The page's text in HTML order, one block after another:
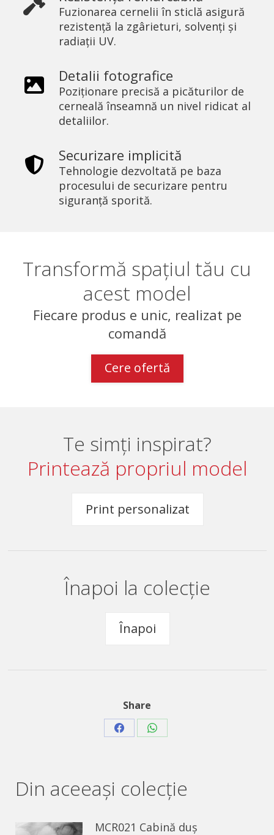
Fuzionarea cernelii în sticlă asigură
rezistență la zgârieturi, solvenți și
radiații UV.
Detalii fotografice
Poziționare precisă a picăturilor de
cerneală înseamnă un nivel ridicat al
detaliilor.
Securizare implicită
Tehnologie dezvoltată pe baza
procesului de securizare pentru
siguranță sporită.
Transformă spațiul tău cu
acest model
Fiecare produs e unic, realizat pe
comandă
Cere ofertă
Te simți inspirat?
Printează propriul model
Print personalizat
Înapoi la colecție
Înapoi
Share
Share Share
Din aceeaşi colecție
MCR021 Cabină duș